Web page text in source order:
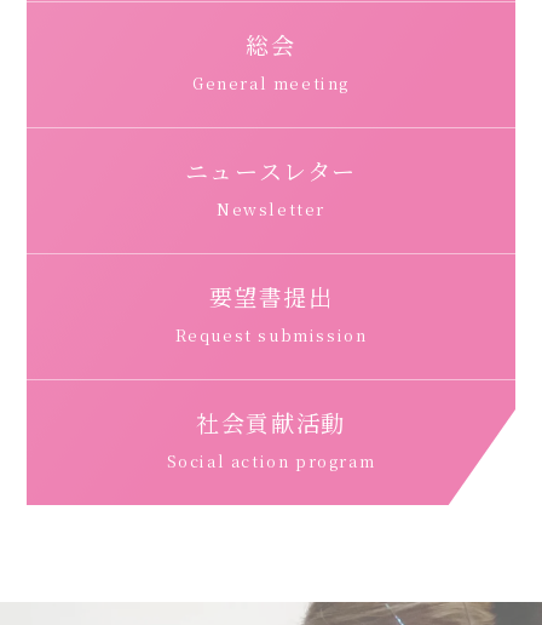
総会
General meeting
ニュースレター
Newsletter
要望書提出
Request submission
社会貢献活動
Social action program